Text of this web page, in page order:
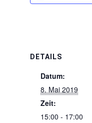
DETAILS
Datum:
8. Mai 2019
Zeit:
15:00 - 17:00